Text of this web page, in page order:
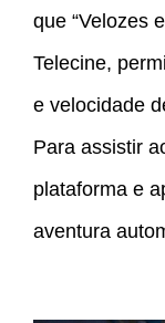
que “Velozes
Telecine,
e velocidade
Para assistir
plataforma e
aventura